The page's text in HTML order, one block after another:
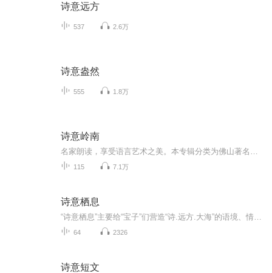
诗意远方
537 2.6万
诗意盎然
555 1.8万
诗意岭南
115 7.1万
诗意栖息
64 2326
诗意短文